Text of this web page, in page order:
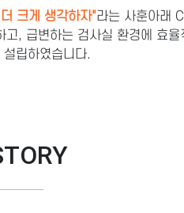
크게 생각하자"라는 사훈아래
, 급변하는 검사실 환경에 효
립하였습니다.